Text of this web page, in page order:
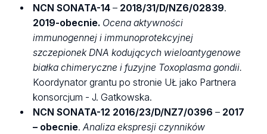
NCN SONATA-14– 2018/31/D/NZ6/02839.
2019-obecnie. Ocena aktywności
immunogennej i immunoprotekcyjnej
szczepionek DNA kodujących wieloantygenowe
białka chimeryczne i fuzyjne Toxoplasma gondii.
Koordynator grantu po stronie UŁ jako Partnera
konsorcjum - J. Gatkowska.
NCNSONATA-12 2016/23/D/NZ7/0396 – 2017
– obecnie. Analiza ekspresji czynników